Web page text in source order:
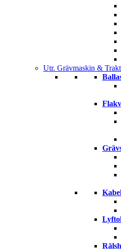
Utr. Grävmaskin &